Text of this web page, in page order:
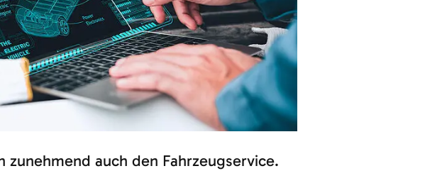
auch den Fahrzeugservice.